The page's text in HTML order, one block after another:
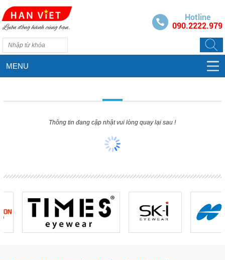
Hotline
090.2222.979
MENU
Thông tin đang cập nhật vui lòng quay lại sau !